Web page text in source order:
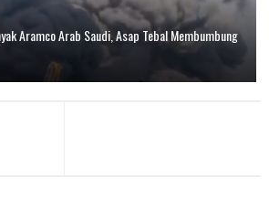
Aramco Arab Saudi, Asap Tebal Membumbung